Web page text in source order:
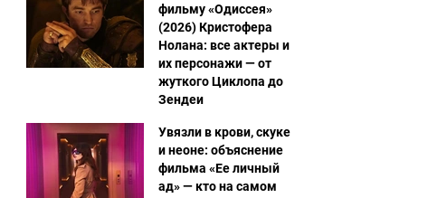
фильму «Одиссея»
(2026) Кристофера
Нолана: все актеры и
их персонажи — от
жуткого Циклопа до
Зендеи
Увязли в крови, скуке
и неоне: объяснение
фильма «Ее личный
ад» — кто на самом